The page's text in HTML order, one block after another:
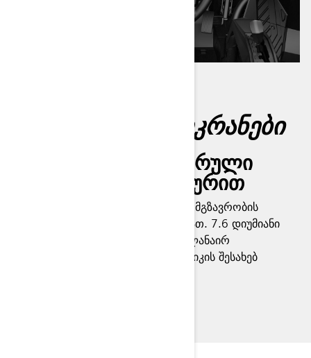
ᲮᲔᲚᲡᲐᲧᲠᲔᲚᲘ ᲔᲙᲠᲐᲜᲔᲑᲘ
7.6-დიუმიანი ციფრული
ეკრანი კლავიატურით
ყველაფერი რაც სრულყოფილი მგზავრობის
გასაკონტროლებლად გჭირდებათ. 7.6 დიუმიანი
ციფრული ეკრანი იკითხება ყველანაირ
პირობებში, თქვენს ხელშია ტექნიკის შესახებ